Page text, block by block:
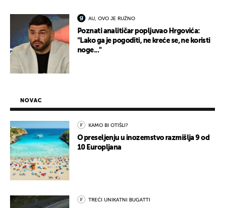
AU, OVO JE RUŽNO
Poznati analitičar popljuvao Hrgovića:
"Lako ga je pogoditi, ne kreće se, ne koristi
noge..."
NOVAC
KAMO BI OTIŠLI?
O preseljenju u inozemstvo razmišlja 9 od
10 Europljana
TREĆI UNIKATNI BUGATTI